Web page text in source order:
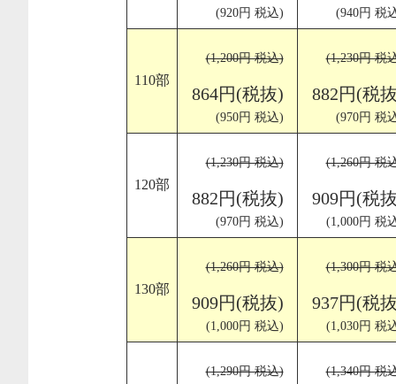
(920円 税込) (940円 税
110部
(1,200円 税込)
864円(税抜)
(950円 税込)
(1,230円 税
882円(税
(970円 税
120部
(1,230円 税込)
882円(税抜)
(970円 税込)
(1,260円 税
909円(税
(1,000円 税
130部
(1,260円 税込)
909円(税抜)
(1,000円 税込)
(1,300円 税
937円(税
(1,030円 税
(1,290円 税込) (1,340円 税